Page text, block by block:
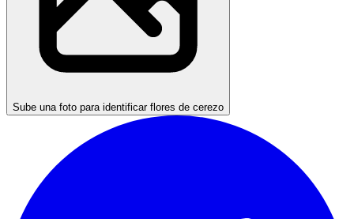
Sube una foto para identificar flores de cerezo